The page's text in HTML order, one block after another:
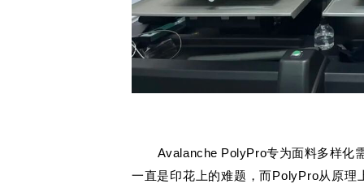
Avalanche PolyPro专为面料多样化
一直是印花上的难题，而PolyPro从原理